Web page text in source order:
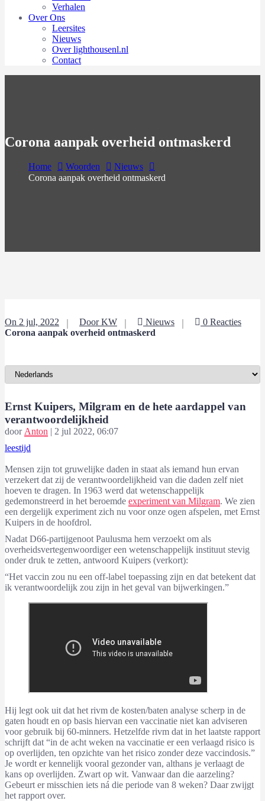
Verhalen
Over Ons
Leersites
Nieuws
Over lighthousenl.nl
Contact
Corona aanpak overheid ontmaskerd
Home Woorden
Nieuws
Corona aanpak overheid ontmaskerd
On 2 jul, 2022 Door KW Nieuws
0 Reacties
Corona aanpak overheid ontmaskerd
Ernst Kuipers, Milgram en de hete aardappel van
verantwoordelijkheid
door Anton | 2 jul 2022, 06:07
leestijd
Mensen zijn tot gruwelijke daden in staat als iemand hun ervan
verzekert dat zij de verantwoordelijkheid van die daden zelf niet
hoeven te dragen. In 1963 werd dat wetenschappelijk
gedemonstreerd in het beroemde experiment van Milgram. We zien
een dergelijk experiment zich nu voor onze ogen afspelen, met Ernst
Kuipers in de hoofdrol.
Nadat D66-partijgenoot Paulusma hem verzoekt om als
overheidsvertegenwoordiger een wetenschappelijk instituut stevig
onder druk te zetten, antwoord Kuipers (verkort):
“Het vaccin zou nu een off-label toepassing zijn en dat betekent dat
ik verantwoordelijk zou zijn in het geval van bijwerkingen.”
Hij legt ook uit dat het rivm de kosten/baten analyse scherp in de
gaten houdt en op basis hiervan een vaccinatie niet kan adviseren
voor gebruik bij 60-minners. Hetzelfde rivm dat in het laatste rapport
schrijft dat “in de acht weken na vaccinatie er een verlaagd risico is
op overlijden, ten opzichte van het risico zonder deze vaccindosis.”
Je wordt er kennelijk vooral gezonder van, althans je verlaagt de
kans op overlijden. Zwart op wit. Vanwaar dan die aarzeling?
Gebeurt er misschien iets ná die periode van 8 weken? Daar zwijgt
het rapport over.